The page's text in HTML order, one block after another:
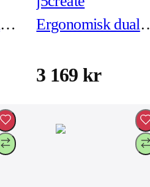
Ergonomisk dual
dockningsstation
3 169 kr